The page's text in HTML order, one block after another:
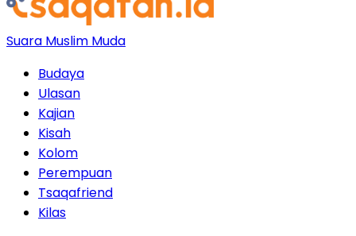
Suara Muslim Muda
Budaya
Ulasan
Kajian
Kisah
Kolom
Perempuan
Tsaqafriend
Kilas